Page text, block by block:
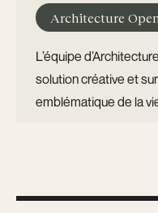
Architecture
L’équipe
solution créative et
emblématique de la